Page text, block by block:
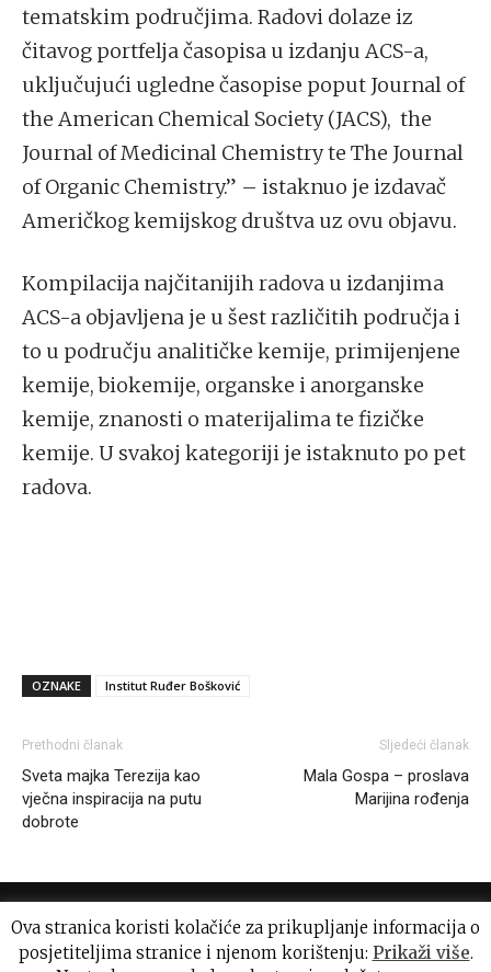
tematskim područjima. Radovi dolaze iz
čitavog portfelja časopisa u izdanju ACS-a,
uključujući ugledne časopise poput Journal of
the American Chemical Society (JACS), the
Journal of Medicinal Chemistry te The Journal
of Organic Chemistry.” – istaknuo je izdavač
Američkog kemijskog društva uz ovu objavu.
Kompilacija najčitanijih radova u izdanjima
ACS-a objavljena je u šest različitih područja i
to u području analitičke kemije, primijenjene
kemije, biokemije, organske i anorganske
kemije, znanosti o materijalima te fizičke
kemije. U svakoj kategoriji je istaknuto po pet
radova.
OZNAKE Institut Ruđer Bošković
Prethodni članak
Sveta majka Terezija kao
vječna inspiracija na putu
dobrote
Sljedeći članak
Mala Gospa – proslava
Marijina rođenja
Ova stranica koristi kolačiće za prikupljanje informacija o
posjetiteljima stranice i njenom korištenju: Prikaži više.